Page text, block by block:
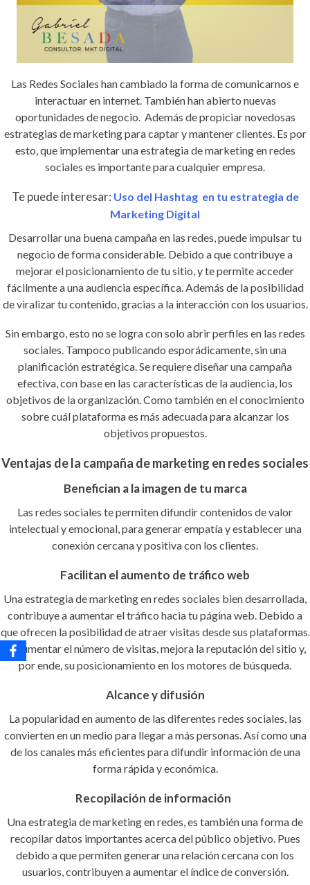
Las Redes Sociales han cambiado la forma de comunicarnos e
interactuar en internet. También han abierto nuevas
oportunidades de negocio. Además de propiciar novedosas
estrategias de marketing para captar y mantener clientes. Es por
esto, que implementar una estrategia de marketing en redes
sociales es importante para cualquier empresa.
Te puede interesar: Uso del Hashtag en tu estrategia de
Marketing Digital
Desarrollar una buena campaña en las redes, puede impulsar tu
negocio de forma considerable. Debido a que contribuye a
mejorar el posicionamiento de tu sitio, y te permite acceder
fácilmente a una audiencia específica. Además de la posibilidad
de viralizar tu contenido, gracias a la interacción con los usuarios.
Sin embargo, esto no se logra con solo abrir perfiles en las redes
sociales. Tampoco publicando esporádicamente, sin una
planificación estratégica. Se requiere diseñar una campaña
efectiva, con base en las características de la audiencia, los
objetivos de la organización. Como también en el conocimiento
sobre cuál plataforma es más adecuada para alcanzar los
objetivos propuestos.
Ventajas de la campaña de marketing en redes sociales
Benefician a la imagen de tu marca
Las redes sociales te permiten difundir contenidos de valor
intelectual y emocional, para generar empatía y establecer una
conexión cercana y positiva con los clientes.
Facilitan el aumento de tráfico web
Una estrategia de marketing en redes sociales bien desarrollada,
contribuye a aumentar el tráfico hacia tu página web. Debido a
que ofrecen la posibilidad de atraer visitas desde sus plataformas.
Al aumentar el número de visitas, mejora la reputación del sitio y,
por ende, su posicionamiento en los motores de búsqueda.
Alcance y difusión
La popularidad en aumento de las diferentes redes sociales, las
convierten en un medio para llegar a más personas. Así como una
de los canales más eficientes para difundir información de una
forma rápida y económica.
Recopilación de información
Una estrategia de marketing en redes, es también una forma de
recopilar datos importantes acerca del público objetivo. Pues
debido a que permiten generar una relación cercana con los
usuarios, contribuyen a aumentar el índice de conversión.